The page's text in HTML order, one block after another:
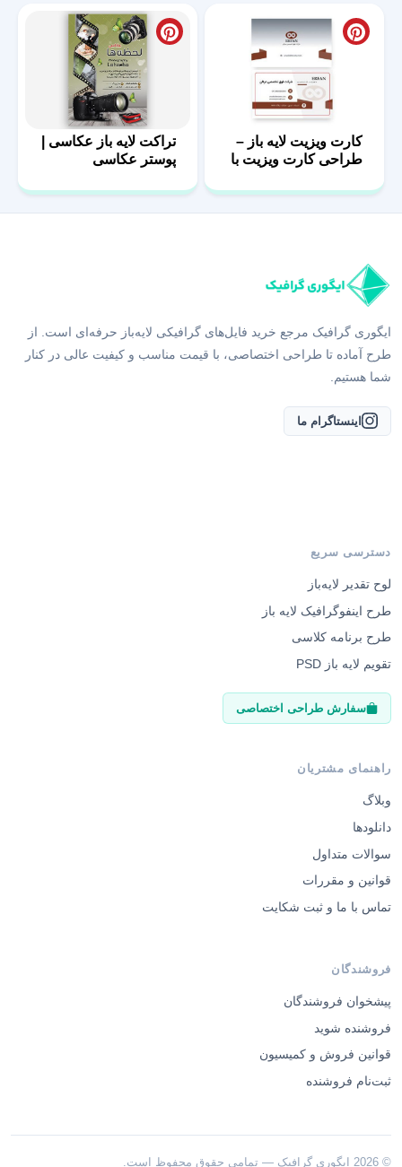
کارت ویزیت لایه باز –
طراحی کارت ویزیت با
تراکت لایه باز عکاسی |
پوستر عکاسی
ایگوری گرافیک مرجع خرید فایل‌های گرافیکی لایه‌باز حرفه‌ای است. از
طرح آماده تا طراحی اختصاصی، با قیمت مناسب و کیفیت عالی در کنار
شما هستیم.
اینستاگرام ما
دسترسی سریع
لوح تقدیر لایه‌باز
طرح اینفوگرافیک لایه باز
طرح برنامه کلاسی
تقویم لایه باز PSD
سفارش طراحی اختصاصی
راهنمای مشتریان
وبلاگ
دانلودها
سوالات متداول
قوانین و مقررات
تماس با ما و ثبت شکایت
فروشندگان
پیشخوان فروشندگان
فروشنده شوید
قوانین فروش و کمیسیون
ثبت‌نام فروشنده
© 2026 ایگوری گرافیک — تمامی حقوق محفوظ است.